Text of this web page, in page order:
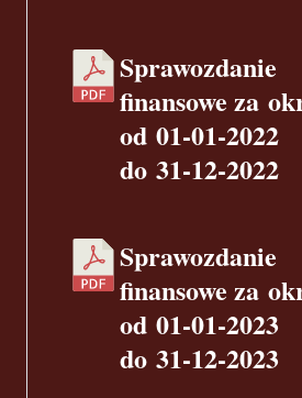
Sprawozdanie
finansowe za
od 01-01-2022
do 31-12-2022
Sprawozdanie
finansowe za
od 01-01-2023
do 31-12-2023